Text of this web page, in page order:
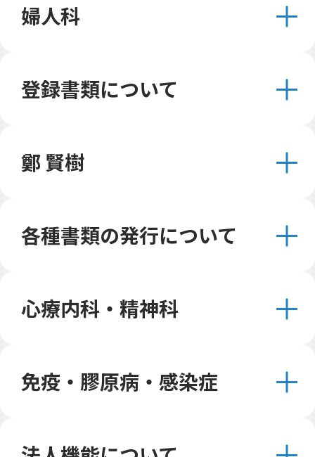
婦人科
登録書類について
鄭 賢樹
各種書類の発行について
心療内科・精神科
免疫・膠原病・感染症